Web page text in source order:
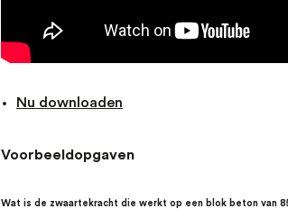
Nu downloaden
Voorbeeldopgaven
Wat is de zwaartekracht die werkt op een blok beton van